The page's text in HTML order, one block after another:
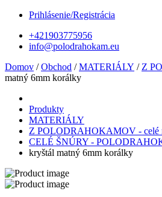
Prihlásenie/Registrácia
+421903775956
info@polodrahokam.eu
Domov /Obchod /MATERIÁLY / Z
matný 6mm korálky
Produkty
MATERIÁLY
Z POLODRAHOKAMOV - celé
CELÉ ŠNÚRY -
kryštál matný 6mm korálky